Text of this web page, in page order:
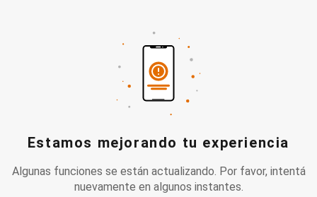
Estamos mejorando tu experiencia
Algunas funciones se están actualizando. Por favor, intentá
nuevamente en algunos instantes.